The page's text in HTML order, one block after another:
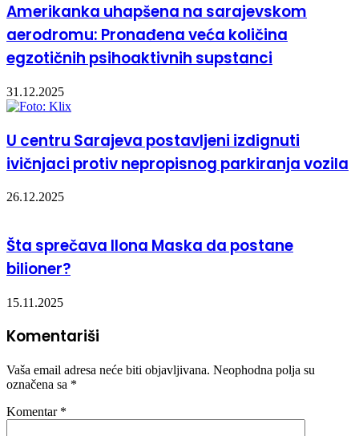
Amerikanka uhapšena na sarajevskom
aerodromu: Pronađena veća količina
egzotičnih psihoaktivnih supstanci
31.12.2025
U centru Sarajeva postavljeni izdignuti
ivičnjaci protiv nepropisnog parkiranja vozila
26.12.2025
Šta sprečava Ilona Maska da postane
bilioner?
15.11.2025
Komentariši
Vaša email adresa neće biti objavljivana. Neophodna polja su
označena sa *
Komentar *